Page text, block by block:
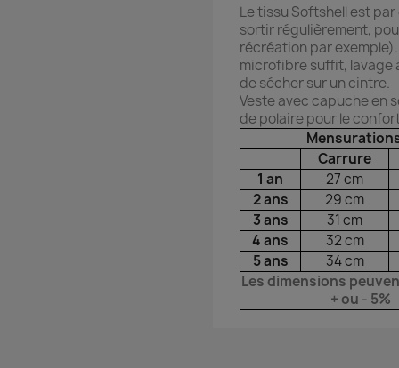
Le tissu Softshell est
sortir régulièrement,
récréation par
microfibre suffit, lavage
de sécher sur un cintre.
Veste avec capuche en
de polaire pour le
Carrure
1 an
27 cm
2 ans
29 cm
3 ans
31 cm
4 ans
32 cm
5 ans
34 cm
Les dimensions
+ ou - 5%